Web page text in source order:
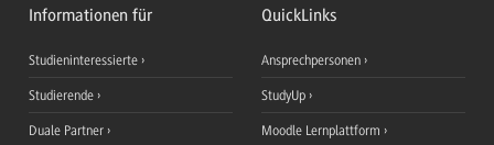
Informationen für
Studieninteressierte
Studierende
Duale Partner
QuickLinks
Ansprechpersonen
StudyUp
Moodle Lernplattform